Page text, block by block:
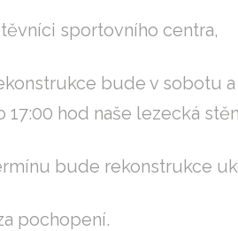
sportovního centra,
bude v sobotu a
17:00 hod naše lezecká
bude rekonstrukce
pochopení.